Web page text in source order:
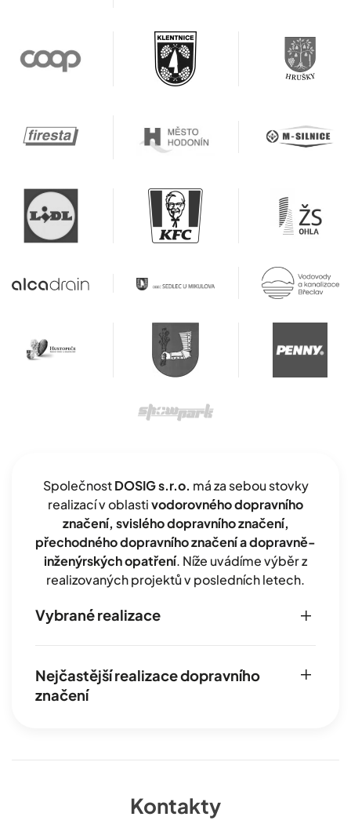
SpolečnostDOSIG s.r.o. má za sebou stovky
realizací v oblastivodorovného dopravního
značení, svislého dopravního značení,
přechodného dopravního značení a dopravně-
inženýrských opatření. Níže uvádíme výběr z
realizovaných projektů v posledních letech.
Vybrané realizace
Nejčastější realizace dopravního
značení
Kontakty